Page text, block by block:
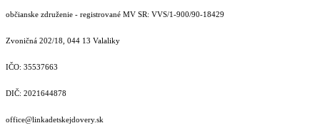
občianske združenie - registrované MV SR: VVS/1-900/90-18429
Zvoničná 202/18, 044 13 Valaliky
IČO: 35537663
DIČ: 2021644878
office@linkadetskejdovery.sk